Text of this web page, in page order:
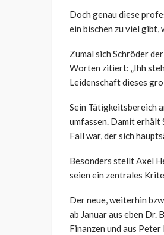
Doch genau diese
ein bischen zu viel gibt,
Zumal sich Schröder
Worten zitiert: „Ihh
Leidenschaft dieses
Sein Tätigkeitsbereich
umfassen. Damit
Fall war, der sich
Besonders stellt Axel
seien ein zentrales
Der neue, weiterhin
ab Januar aus eben Dr.
Finanzen und aus